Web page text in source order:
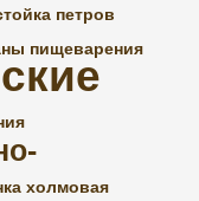
петров
пищеварения
холмовая